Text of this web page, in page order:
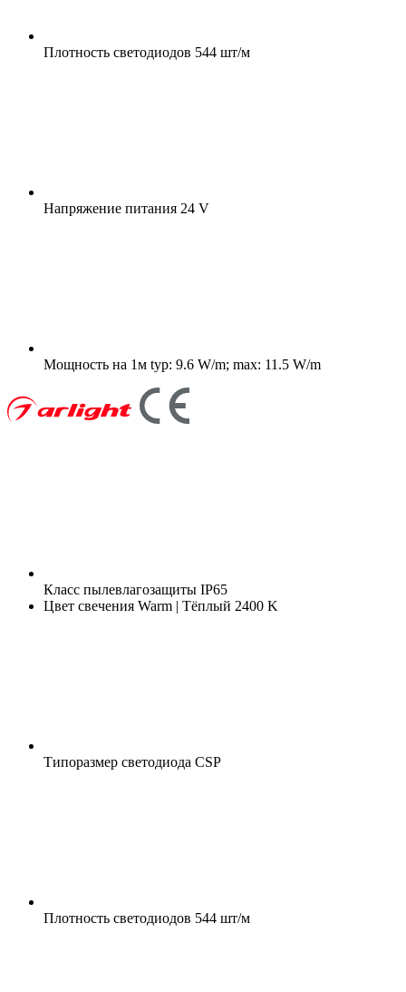
Плотность светодиодов 544 шт/м
Напряжение питания 24 V
Мощность на 1м typ: 9.6 W/m; max: 11.5 W/m
Класс пылевлагозащиты IP65
Цвет свечения Warm | Тёплый 2400 K
Типоразмер светодиода CSP
Плотность светодиодов 544 шт/м